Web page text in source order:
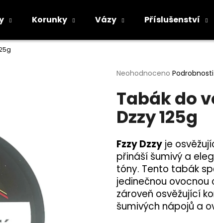
Korunky Vázy Příslušenství
Průměrné
produktu
0,0
hvězdiček.
Neohodnoceno
Tabák do
Dzzy 125g
Fzzy Dzzy je
přináší šumivý a
tóny. Tento tabák
jedinečnou
zároveň osvěžující
šumivých nápojů a
Co potřebujete najít?
HLEDAT